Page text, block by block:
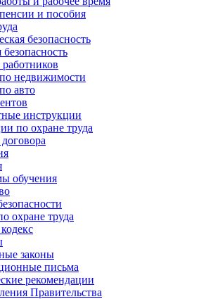
и пособия
безопасность
недвижимости
авто
инструкции
по охране труда
обучения
охране труда
законы
письма
рекомендации
Правительства